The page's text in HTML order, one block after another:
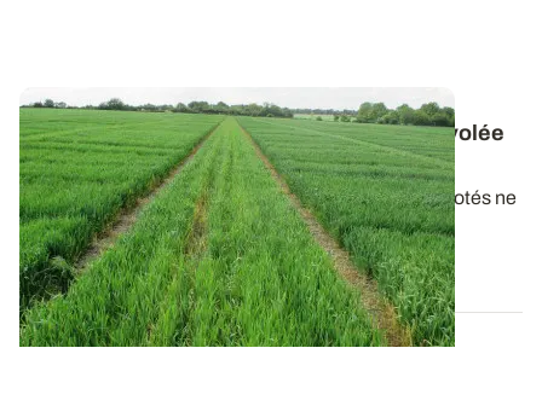
Azote sur blé tendre - Quel impact de l'envolée
des prix sur le calcul de la dose totale ?
Depuis plusieurs semaines, le cours des engrais azotés ne
cesse d’augmenter pour atteindre...
04 NOV. 2021